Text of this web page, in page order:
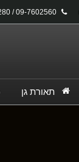
תאורת גן